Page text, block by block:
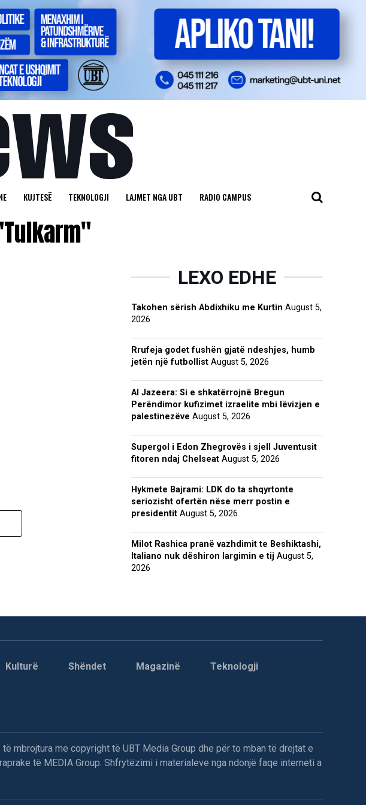
KUJTESË TEKNOLOGJI LAJMET NGA UBT RADIO CAMPUS
LEXO EDHE
Takohen sërish Abdixhiku me Kurtin August 5,
2026
Rrufeja godet fushën gjatë ndeshjes, humb
jetën një futbollist August 5, 2026
Al Jazeera: Si e shkatërrojnë Bregun
Perëndimor kufizimet izraelite mbi lëvizjen e
palestinezëve August 5, 2026
Supergol i Edon Zhegrovës i sjell Juventusit
fitoren ndaj Chelseat August 5, 2026
Hykmete Bajrami: LDK do ta shqyrtonte
seriozisht ofertën nëse merr postin e
presidentit August 5, 2026
Milot Rashica pranë vazhdimit te Beshiktashi,
Italiano nuk dëshiron largimin e tij August 5,
2026
Kulturë Shëndet Magazinë Teknologji
mbrojtura me copyright të UBT Media Group dhe për to mban të drejtat e
të MEDIA Group. Shfrytëzimi i materialeve nga ndonjë faqe interneti a